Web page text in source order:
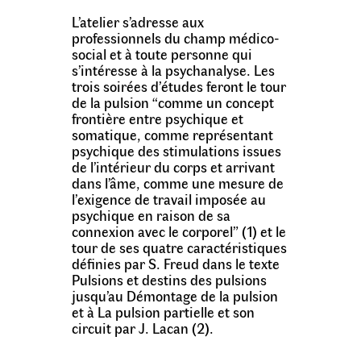
L’atelier s’adresse aux
professionnels du champ médico-
social et à toute personne qui
s’intéresse à la psychanalyse. Les
trois soirées d’études feront le tour
de la pulsion “comme un concept
frontière entre psychique et
somatique, comme représentant
psychique des stimulations issues
de l’intérieur du corps et arrivant
dans l’âme, comme une mesure de
l’exigence de travail imposée au
psychique en raison de sa
connexion avec le corporel” (1) et le
tour de ses quatre caractéristiques
définies par S. Freud dans le texte
Pulsions et destins des pulsions
jusqu’au Démontage de la pulsion
et à La pulsion partielle et son
circuit par J. Lacan (2).